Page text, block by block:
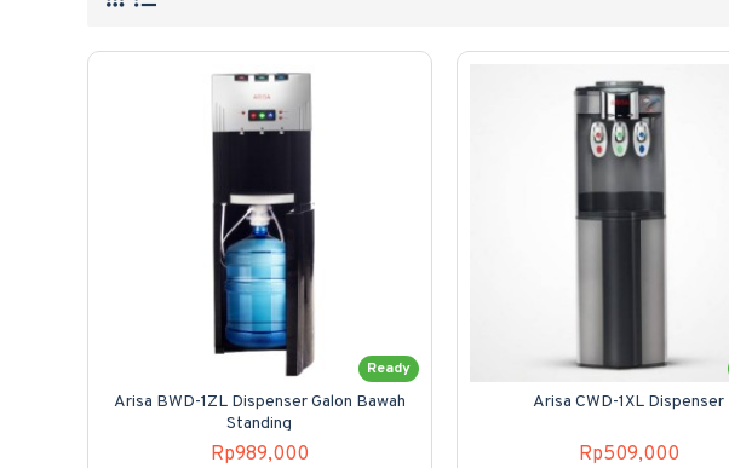
Ready
Arisa BWD-1ZL Dispenser Galon Bawah
Standing
Rp989,000
Arisa CWD-1XL Dispenser
Rp509,000